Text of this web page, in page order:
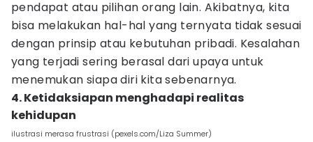
pendapat atau pilihan orang lain. Akibatnya, kita
bisa melakukan hal-hal yang ternyata tidak sesuai
dengan prinsip atau kebutuhan pribadi. Kesalahan
yang terjadi sering berasal dari upaya untuk
menemukan siapa diri kita sebenarnya.
4. Ketidaksiapan menghadapi realitas
kehidupan
ilustrasi merasa frustrasi (pexels.com/Liza Summer)